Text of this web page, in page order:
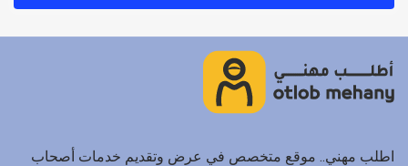
اطلب مهني.. موقع متخصص في عرض وتقديم خدمات أصحاب